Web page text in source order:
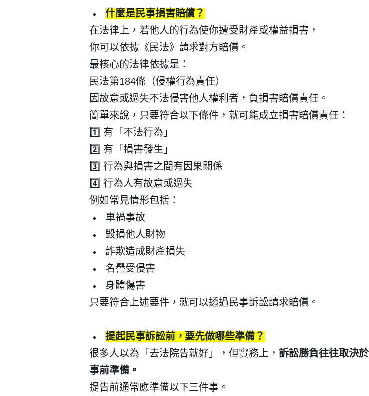
什麼是民事損害賠償？
在法律上，若他人的行為使你遭受財產或權益損害，
你可以依據《民法》請求對方賠償。
最核心的法律依據是：
民法第184條（侵權行為責任）
因故意或過失不法侵害他人權利者，負損害賠償責任。
簡單來說，只要符合以下條件，就可能成立損害賠償責任：
1️⃣ 有「不法行為」
2️⃣ 有「損害發生」
3️⃣ 行為與損害之間有因果關係
4️⃣ 行為人有故意或過失
例如常見情形包括：
車禍事故
毀損他人財物
詐欺造成財產損失
名譽受侵害
身體傷害
只要符合上述要件，就可以透過民事訴訟請求賠償。
提起民事訴訟前，要先做哪些準備？
很多人以為「去法院告就好」，但實務上， 訴訟勝負往往取決於
事前準備。
提告前通常應準備以下三件事。